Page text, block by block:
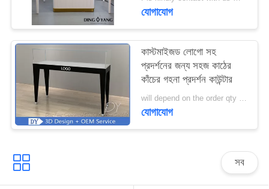
যোগাযোগ
কাস্টমাইজড লোগো সহ
প্রদর্শনের জন্য সহজ কাঠের
কাঁচের গহনা প্রদর্শন কাউন্টার
will depend on the order qty MOQ:10 পিসি / জুয়েলারী ডিসপ্লে কাউন্টার
যোগাযোগ
সব